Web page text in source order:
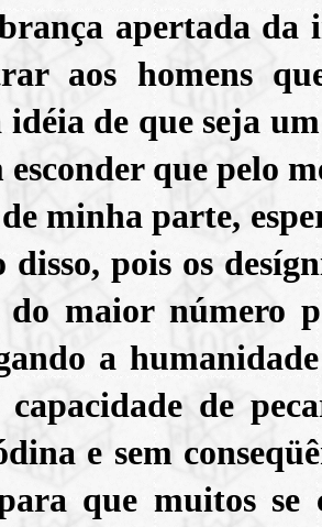
apertada da
aos homens
idéia de que seja
esconder que pelo
minha parte,
disso, pois os
do maior número
a
capacidade de
e sem
que muitos se